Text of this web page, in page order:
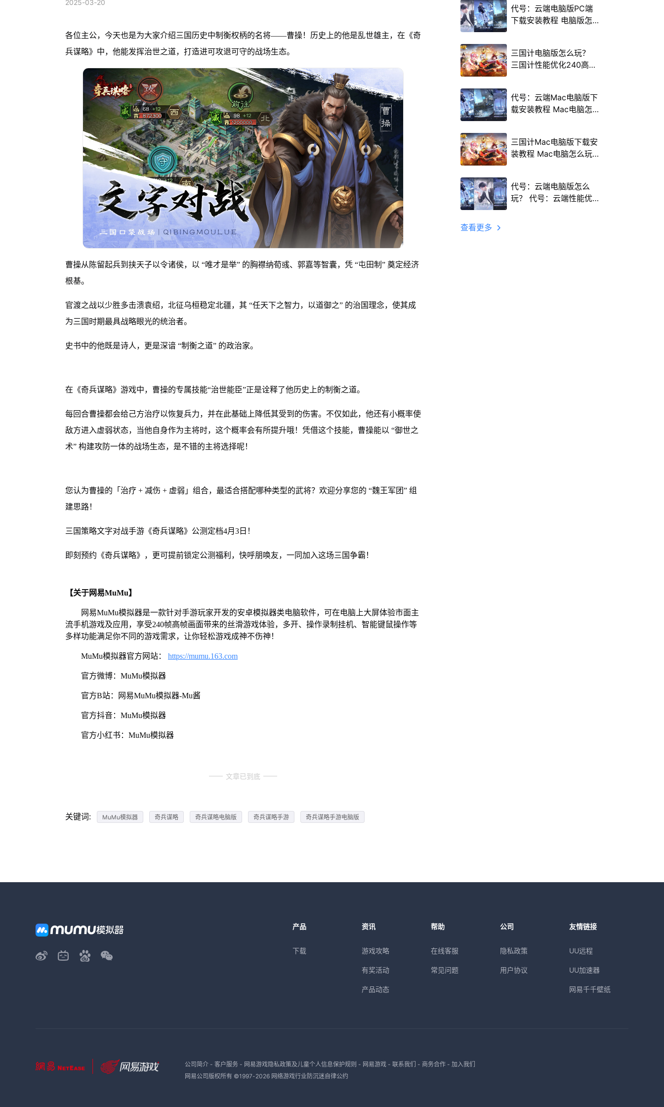
2025-03-20
各位主公，今天也是为大家介绍三国历史中制衡权柄的名将——曹操！历史上的他是乱世雄主，在《奇
兵谋略》中，他能发挥治世之道，打造进可攻退可守的战场生态。
曹操从陈留起兵到挟天子以令诸侯，以 “唯才是举” 的胸襟纳荀彧、郭嘉等智囊，凭 “屯田制” 奠定经济
根基。
官渡之战以少胜多击溃袁绍，北征乌桓稳定北疆，其 “任天下之智力，以道御之” 的治国理念，使其成
为三国时期最具战略眼光的统治者。
史书中的他既是诗人，更是深谙 “制衡之道” 的政治家。
在《奇兵谋略》游戏中，曹操的专属技能“治世能臣”正是诠释了他历史上的制衡之道。
每回合曹操都会给己方治疗以恢复兵力，并在此基础上降低其受到的伤害。不仅如此，他还有小概率使
敌方进入虚弱状态，当他自身作为主将时，这个概率会有所提升哦！凭借这个技能，曹操能以 “御世之
术” 构建攻防一体的战场生态，是不错的主将选择呢！
您认为曹操的「治疗 + 减伤 + 虚弱」组合，最适合搭配哪种类型的武将？欢迎分享您的 “魏王军团” 组
建思路！
三国策略文字对战手游《奇兵谋略》公测定档4月3日！
即刻预约《奇兵谋略》，更可提前锁定公测福利，快呼朋唤友，一同加入这场三国争霸！
【关于网易MuMu】
网易MuMu模拟器是一款针对手游玩家开发的安卓模拟器类电脑软件，可在电脑上大屏体验市面主
流手机游戏及应用，享受240帧高帧画面带来的丝滑游戏体验，多开、操作录制挂机、智能键鼠操作等
多样功能满足你不同的游戏需求，让你轻松游戏成神不伤神！
MuMu模拟器官方网站： https://mumu.163.com
官方微博：MuMu模拟器
官方B站：网易MuMu模拟器-Mu酱
官方抖音：MuMu模拟器
官方小红书：MuMu模拟器
文章已到底
关键词: MuMu模拟器 奇兵谋略 奇兵谋略电脑版 奇兵谋略手游 奇兵谋略手游电脑版
代号：云端电脑版PC端
下载安装教程 电脑版怎
三国计电脑版怎么玩？
三国计性能优化240高帧
代号：云端Mac电脑版下
载安装教程 Mac电脑怎
三国计Mac电脑版下载安
装教程 Mac电脑怎么玩
代号：云端电脑版怎么
玩？ 代号：云端性能优
查看更多
产品
下载
资讯
游戏攻略
有奖活动
产品动态
帮助
在线客服
常见问题
公司
隐私政策
用户协议
友情链接
UU远程
UU加速器
网易千千壁纸
公司简介- 客户服务- 网易游戏隐私政策及儿童个人信息保护规则 - 网易游戏- 联系我们 - 商务合作- 加入我们
网易公司版权所有 ©1997-2026 网络游戏行业防沉迷自律公约